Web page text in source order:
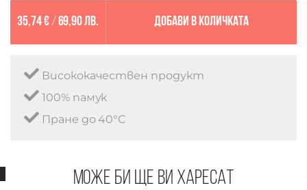
35,74 €/ 69,90 лв. Добави в количката
Висококачествен продукт
100% памук
Пране до 40°C
Може би ще ви харесат